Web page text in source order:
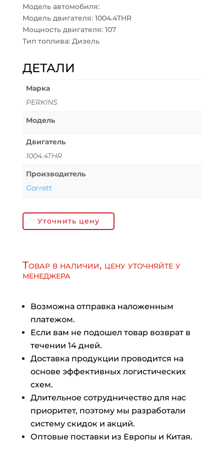
Модель автомобиля:
Модель двигателя: 1004.4THR
Мощность двигателя: 107
Тип топлива: Дизель
ДЕТАЛИ
Марка
PERKINS
Модель
Двигатель
1004.4THR
Производитель
Garrett
Уточнить цену
Товар в наличии, цену уточняйте у
менеджера
Возможна отправка наложенным
платежом.
Если вам не подошел товар возврат в
течении 14 дней.
Доставка продукции проводится на
основе эффективных логистических
схем.
Длительное сотрудничество для нас
приоритет, поэтому мы разработали
систему скидок и акций.
Оптовые поставки из Европы и Китая.